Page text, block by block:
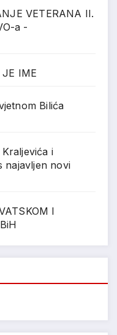
VETERANA II.
a -
JE IME
Bilića
i
najavljen novi
I